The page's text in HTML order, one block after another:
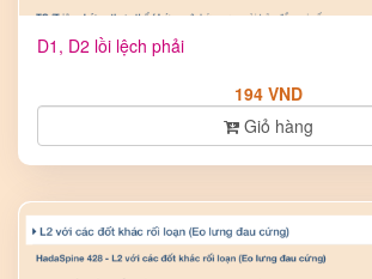
D1, D2 lồi lệch phải
194 VND
Giỏ hàng